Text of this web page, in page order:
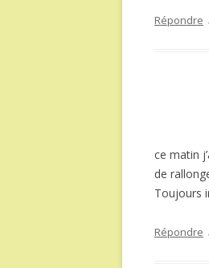
Répondre
ce matin
de
Toujours
Répondre